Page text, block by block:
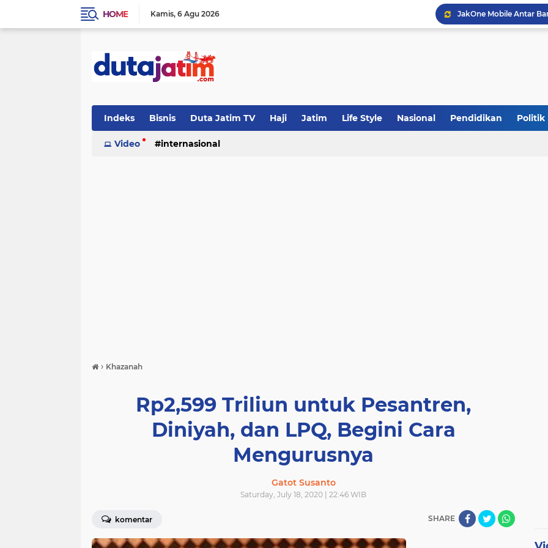
HOME Kamis 6 Agu 2026
JakOne Mobile Antar
Calon Ketum PBNU,
Indeks Bisnis Duta Jatim TV Haji Jatim Life Style Nasional Pendidikan Politik
Video internasional
› Khazanah
Rp2,599 Triliun untuk Pesantren,
Diniyah, dan LPQ, Begini Cara
Mengurusnya
Gatot Susanto
Saturday, July 18, 2020 | 22:46 WIB
komentar SHARE